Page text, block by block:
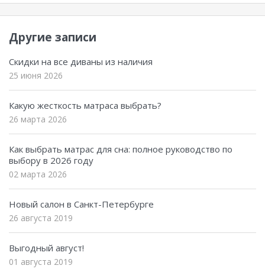
Другие записи
Скидки на все диваны из наличия
25 июня 2026
Какую жесткость матраса выбрать?
26 марта 2026
Как выбрать матрас для сна: полное руководство по
выбору в 2026 году
02 марта 2026
Новый салон в Санкт-Петербурге
26 августа 2019
Выгодный август!
01 августа 2019